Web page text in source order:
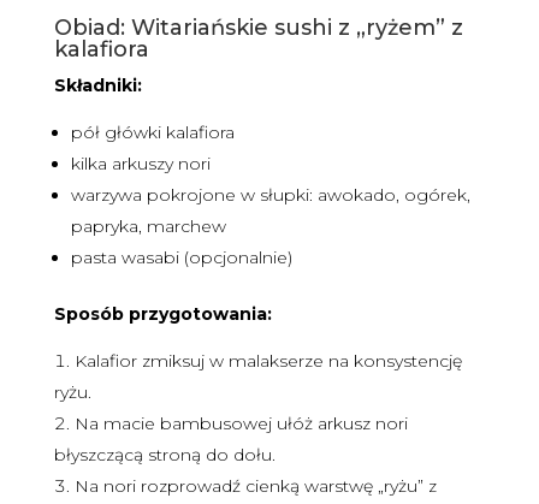
Obiad: Witariańskie sushi z „ryżem” z
kalafiora
Składniki:
pół główki kalafiora
kilka arkuszy nori
warzywa pokrojone w słupki: awokado, ogórek,
papryka, marchew
pasta wasabi (opcjonalnie)
Sposób przygotowania:
Kalafior zmiksuj w malakserze na konsystencję
ryżu.
Na macie bambusowej ułóż arkusz nori
błyszczącą stroną do dołu.
Na nori rozprowadź cienką warstwę „ryżu” z